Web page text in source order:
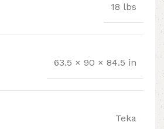
18 lbs
63.5 × 90 × 84.5 in
Teka